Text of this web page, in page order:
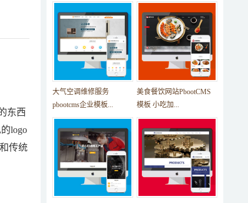
东西
logo
传统
大气空调维修服务
pbootcms企业模板...
美食餐饮网站PbootCMS
模板 小吃加...